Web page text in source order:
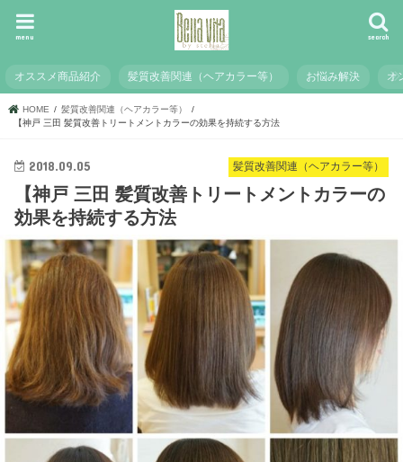
search
menu
オススメ商品紹介 髪質改善関連（ヘアカラー等） お悩み解決 オ
HOME
髪質改善関連（ヘアカラー等）
【神戸 三田 髪質改善トリートメントカラーの効果を持続する方法
髪質改善関連（ヘアカラー等）
2018.09.05
【神戸 三田 髪質改善トリートメントカラーの
効果を持続する方法